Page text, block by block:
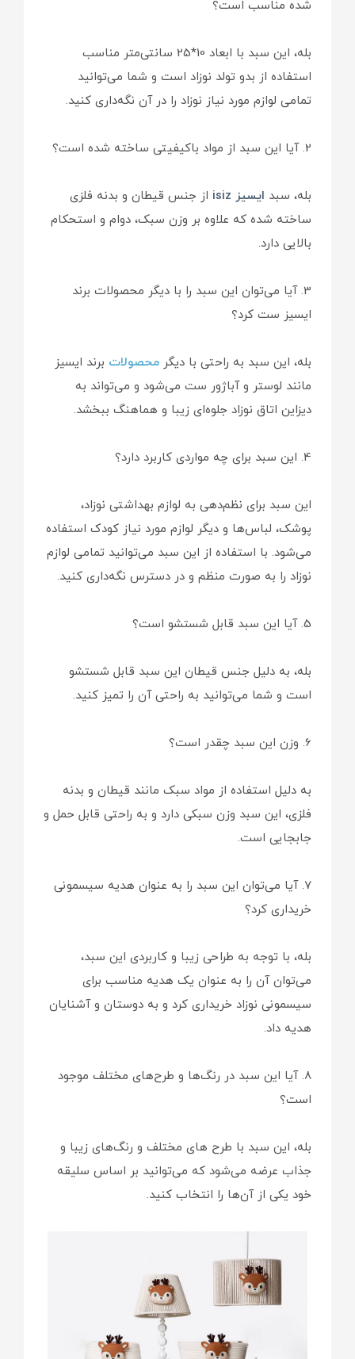
شده مناسب است؟
بله، این سبد با ابعاد 10*25 سانتی‌متر مناسب
استفاده از بدو تولد نوزاد است و شما می‌توانید
تمامی لوازم مورد نیاز نوزاد را در آن نگه‌داری کنید.
2. آیا این سبد از مواد باکیفیتی ساخته شده است؟
بله، سبد ایسیز isiz
از جنس قیطان و بدنه فلزی
ساخته شده که علاوه بر وزن سبک، دوام و استحکام
بالایی دارد.
3. آیا می‌توان این سبد را با دیگر محصولات برند
ایسیز ست کرد؟
بله، این سبد به راحتی با دیگر محصولات برند ایسیز
مانند لوستر و آباژور ست می‌شود و می‌تواند به
دیزاین اتاق نوزاد جلوه‌ای زیبا و هماهنگ ببخشد.
4. این سبد برای چه مواردی کاربرد دارد؟
این سبد برای نظم‌دهی به لوازم بهداشتی نوزاد،
پوشک، لباس‌ها و دیگر لوازم مورد نیاز کودک استفاده
می‌شود. با استفاده از این سبد می‌توانید تمامی لوازم
نوزاد را به صورت منظم و در دسترس نگه‌داری کنید.
5. آیا این سبد قابل شستشو است؟
بله، به دلیل جنس قیطان این سبد قابل شستشو
است و شما می‌توانید به راحتی آن را تمیز کنید.
6. وزن این سبد چقدر است؟
به دلیل استفاده از مواد سبک مانند قیطان و بدنه
فلزی، این سبد وزن سبکی دارد و به راحتی قابل حمل و
جابجایی است.
7. آیا می‌توان این سبد را به عنوان هدیه سیسمونی
خریداری کرد؟
بله، با توجه به طراحی زیبا و کاربردی این سبد،
می‌توان آن را به عنوان یک هدیه مناسب برای
سیسمونی نوزاد خریداری کرد و به دوستان و آشنایان
هدیه داد.
8. آیا این سبد در رنگ‌ها و طرح‌های مختلف موجود
است؟
بله، این سبد با طرح های مختلف و رنگ‌های زیبا و
جذاب عرضه می‌شود که می‌توانید بر اساس سلیقه
خود یکی از آن‌ها را انتخاب کنید.